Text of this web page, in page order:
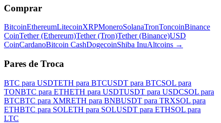
Comprar
BitcoinEthereumLitecoinXRPMoneroSolanaTronToncoinBinance
CoinTether (Ethereum)Tether (Tron)Tether (Binance)USD
CoinCardanoBitcoin CashDogecoinShiba InuAltcoins →
Pares de Troca
BTC para USDTETH para BTCUSDT para BTCSOL para
TONBTC para ETHETH para USDTUSDT para USDCSOL para
BTCBTC para XMRETH para BNBUSDT para TRXSOL para
ETHBTC para SOLETH para SOLUSDT para ETHSOL para
LTC